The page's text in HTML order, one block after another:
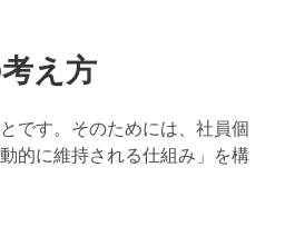
え方
です。そのためには、社員個
的に維持される仕組み」を構